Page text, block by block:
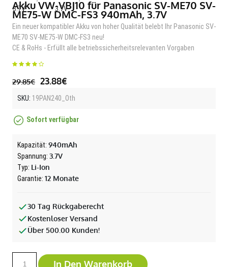
Akku VW-VBJ10 für Panasonic SV-ME70 SV-
ME75-W DMC-FS3 940mAh, 3.7V
Ein neuer kompatibler Akku von hoher Qualität belebt Ihr Panasonic SV-
ME70 SV-ME75-W DMC-FS3 neu!
CE & RoHs - Erfüllt alle betriebssicherheitsrelevanten Vorgaben
29.85€ 23.88€
SKU: 19PAN240_Oth
Sofort verfügbar
Kapazität: 940mAh
Spannung: 3.7V
Typ: Li-Ion
Garantie: 12 Monate
30 Tag Rückgaberecht
Kostenloser Versand
Über 500.00 Kunden!
In Den Warenkorb